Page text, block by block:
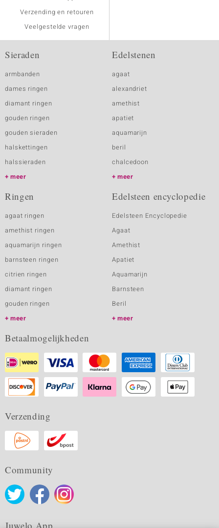
Verzending en retouren
Veelgestelde vragen
Sieraden
armbanden
dames ringen
diamant ringen
gouden ringen
gouden sieraden
halskettingen
halssieraden
meer
Edelstenen
agaat
alexandriet
amethist
apatiet
aquamarijn
beril
chalcedoon
meer
Ringen
agaat ringen
amethist ringen
aquamarijn ringen
barnsteen ringen
citrien ringen
diamant ringen
gouden ringen
meer
Edelsteen encyclopedie
Edelsteen Encyclopedie
Agaat
Amethist
Apatiet
Aquamarijn
Barnsteen
Beril
meer
Betaalmogelijkheden
Verzending
Community
Juwelo App